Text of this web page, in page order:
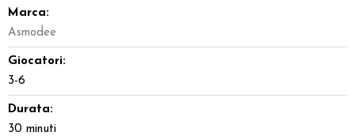
Marca:
Asmodee
Giocatori:
3-6
Durata:
30 minuti